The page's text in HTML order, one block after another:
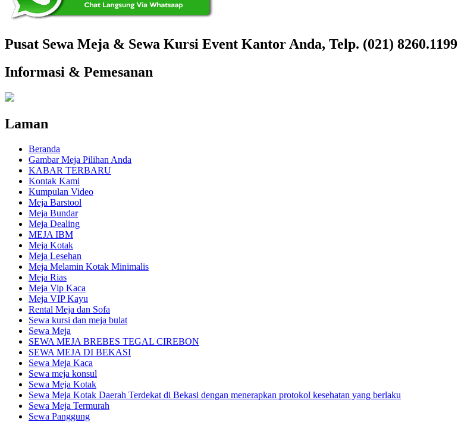
Pusat Sewa Meja & Sewa Kursi Event Kantor Anda, Telp. (021) 8260.1199
Informasi & Pemesanan
Laman
Beranda
Gambar Meja Pilihan Anda
KABAR TERBARU
Kontak Kami
Kumpulan Video
Meja Barstool
Meja Bundar
Meja Dealing
MEJA IBM
Meja Kotak
Meja Lesehan
Meja Melamin Kotak Minimalis
Meja Rias
Meja Vip Kaca
Meja VIP Kayu
Rental Meja dan Sofa
Sewa kursi dan meja bulat
Sewa Meja
SEWA MEJA BREBES TEGAL CIREBON
SEWA MEJA DI BEKASI
Sewa Meja Kaca
Sewa meja konsul
Sewa Meja Kotak
Sewa Meja Kotak Daerah Terdekat di Bekasi dengan menerapkan protokol kesehatan yang berlaku
Sewa Meja Termurah
Sewa Panggung